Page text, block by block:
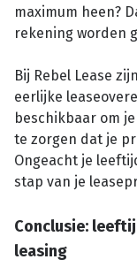
maximum heen?
rekening worden
Bij Rebel Lease
eerlijke
beschikbaar om
te zorgen dat je
Ongeacht je
stap van je
Conclusie:
leasing